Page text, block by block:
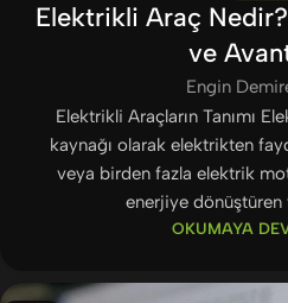
Elektrikli Araç
ve
Engin
Elektrikli Araçların Tanımı
kaynağı olarak elektrikten
veya birden fazla elektrik
enerjiye dönüştüren
OKUMAYA